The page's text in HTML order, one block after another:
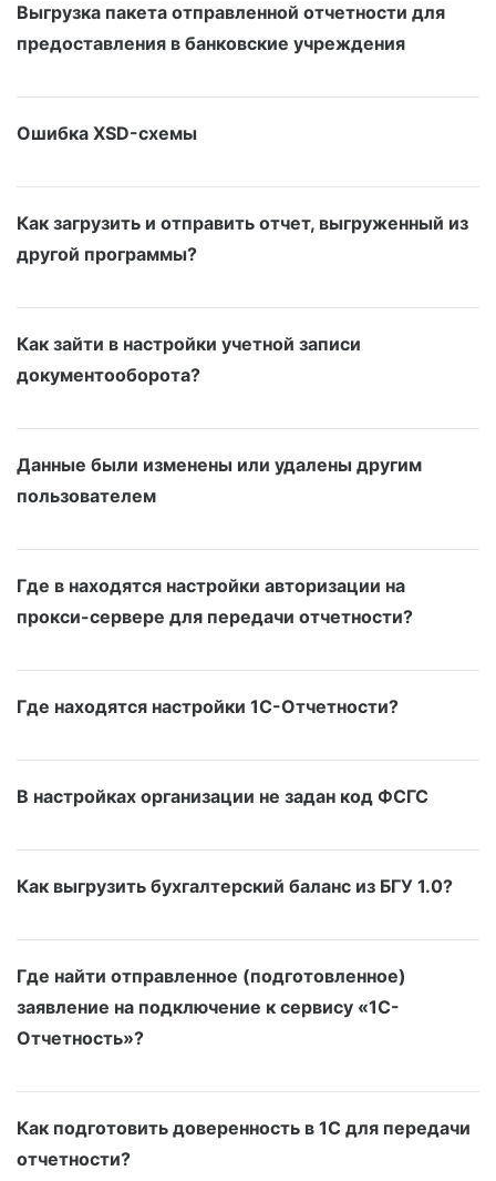
Выгрузка пакета отправленной отчетности для
предоставления в банковские учреждения
Ошибка XSD-схемы
Как загрузить и отправить отчет, выгруженный из
другой программы?
Как зайти в настройки учетной записи
документооборота?
Данные были изменены или удалены другим
пользователем
Где в находятся настройки авторизации на
прокси-сервере для передачи отчетности?
Где находятся настройки 1С-Отчетности?
В настройках организации не задан код ФСГС
Как выгрузить бухгалтерский баланс из БГУ 1.0?
Где найти отправленное (подготовленное)
заявление на подключение к сервису «1С-
Отчетность»?
Как подготовить доверенность в 1С для передачи
отчетности?